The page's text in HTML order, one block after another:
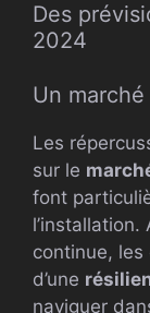
Des
2024
Un
Les
sur le
font
continue,
d’une
naviguer